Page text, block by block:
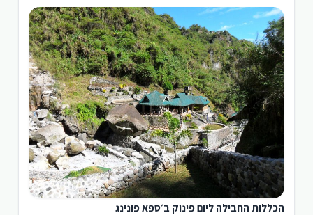
הכללות החבילה ליום פינוק ב׳ספא פונינג